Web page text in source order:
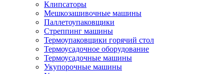
Клипсаторы
Мешкозашивочные машины
Паллетоупаковщики
Стреппинг машины
Термоупаковщики горячий стол
Термоусадочное оборудование
Термоусадочные машины
Укупорочные машины